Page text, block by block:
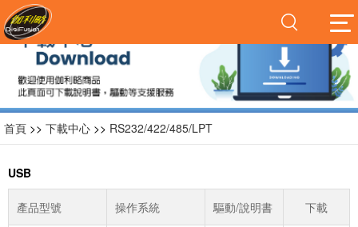
首頁 >> 下載中心 >> RS232/422/485/LPT
USB
產品型號 操作系統 驅動/說明書 下載